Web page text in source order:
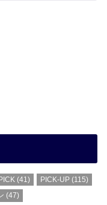
(41) PICK-UP (115)
(47)